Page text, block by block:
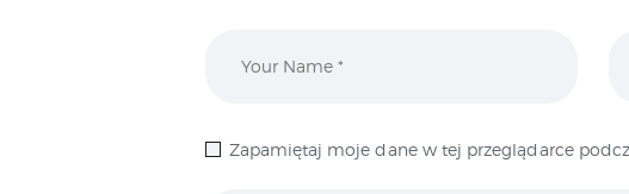
Zapamiętaj moje dane w tej przeglądarce